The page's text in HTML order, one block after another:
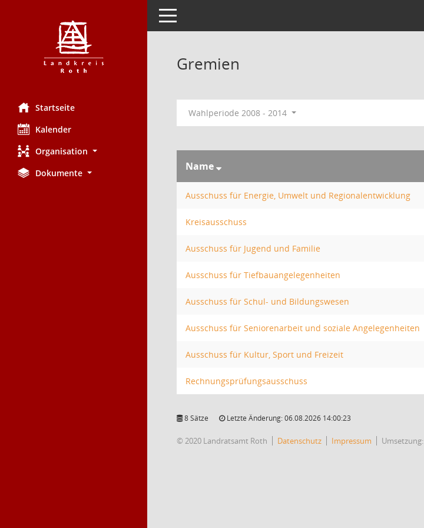
Startseite
Kalender
Organisation
Dokumente
Toggle navigation
Gremien
Wahlperiode 2008 - 2014
Name
Ausschuss für Energie, Umwelt und Regionalentwicklung
Kreisausschuss
Ausschuss für Jugend und Familie
Ausschuss für Tiefbauangelegenheiten
Ausschuss für Schul- und Bildungswesen
Ausschuss für Seniorenarbeit und soziale Angelegenheiten
Ausschuss für Kultur, Sport und Freizeit
Rechnungsprüfungsausschuss
8 Sätze Letzte Änderung: 06.08.2026 14:00:23
© 2020 Landratsamt Roth Datenschutz Impressum Umsetzung: